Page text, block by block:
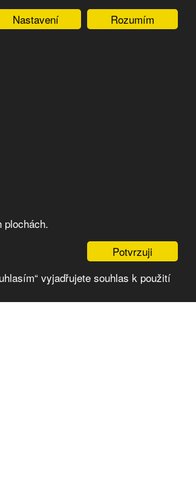
Rozumím
Nastavení
plochách.
Potvrzuji
vyjadřujete souhlas k použití